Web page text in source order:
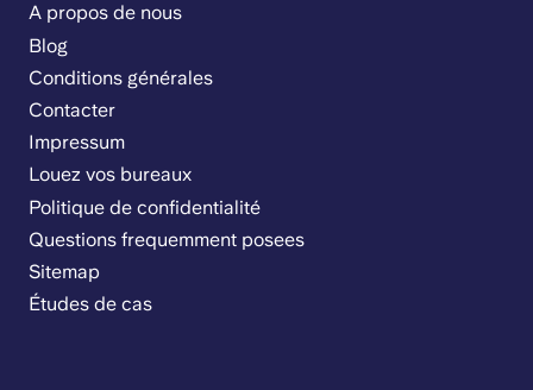
A propos de nous
Blog
Conditions générales
Contacter
Impressum
Louez vos bureaux
Politique de confidentialité
Questions frequemment posees
Sitemap
Études de cas